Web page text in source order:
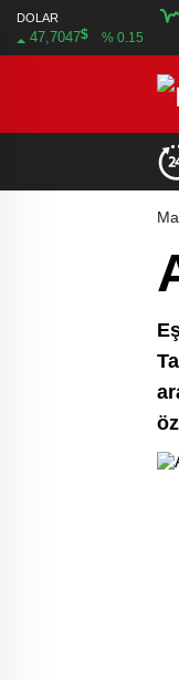
DOLAR
47,7047$ % 0.15